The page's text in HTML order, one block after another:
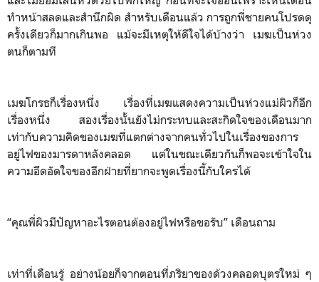
ทำหน้าสลดและสำนึกผิด สำหรับเดือนแล้ว การถูกพี่ชายคนโปรดดุ
ครั้งเดียวก็มากเกินพอ แม้จะมีเหตุให้ดีใจได้บ้างว่า เมฆเป็นห่วง
ตนก็ตามที
เมฆโกรธก็เรื่องหนึ่ง เรื่องที่เมฆแสดงความเป็นห่วงแม่ผิวก็อีก
เรื่องหนึ่ง สองเรื่องนั้นยังไม่กระทบและสะกิดใจของเดือนมาก
เท่ากับความคิดของเมฆที่แตกต่างจากคนทั่วไปในเรื่องของการ
อยู่ไฟของมารดาหลังคลอด แต่ในขณะเดียวกันก็พอจะเข้าใจใน
ความอึดอัดใจของอีกฝ่ายที่ยากจะพูดเรื่องนี้กับใครได้
“คุณพี่ผิวมีปัญหาอะไรตอนต้องอยู่ไฟหรือขอรับ” เดือนถาม
เท่าที่เดือนรู้ อย่างน้อยก็จากตอนที่ภริยาของด้วงคลอดบุตรใหม่ ๆ